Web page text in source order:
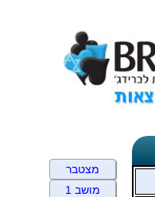
מצטבר
מושב 1